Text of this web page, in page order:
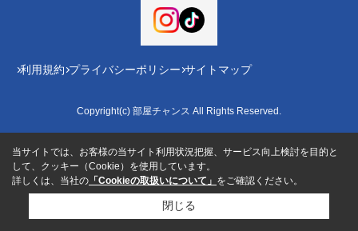
利用規約 プライバシーポリシー サイトマップ
Copyright(c) 部屋チャンス All Rights Reserved.
当サイトでは、お客様の当サイト利用状況把握、サービス向上検討を目的と
して、クッキー（Cookie）を使用しています。
詳しくは、当社の 「Cookieの取扱いについて」 をご確認ください。
閉じる